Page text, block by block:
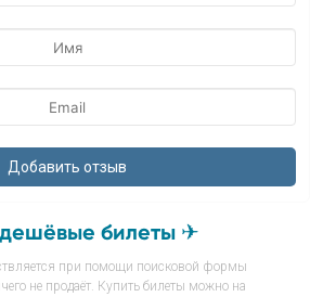
билеты ✈
при помощи поисковой формы
не продаёт. Купить билеты можно на